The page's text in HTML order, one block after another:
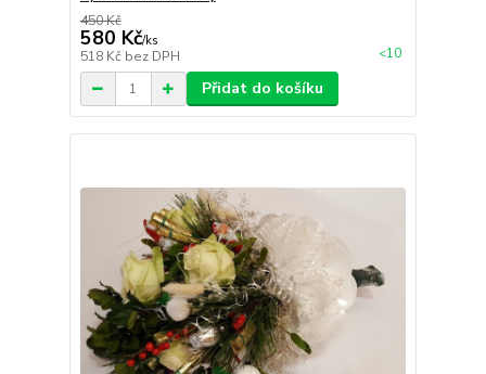
450 Kč
580 Kč/ks
518 Kč bez DPH <10
Přidat do košíku